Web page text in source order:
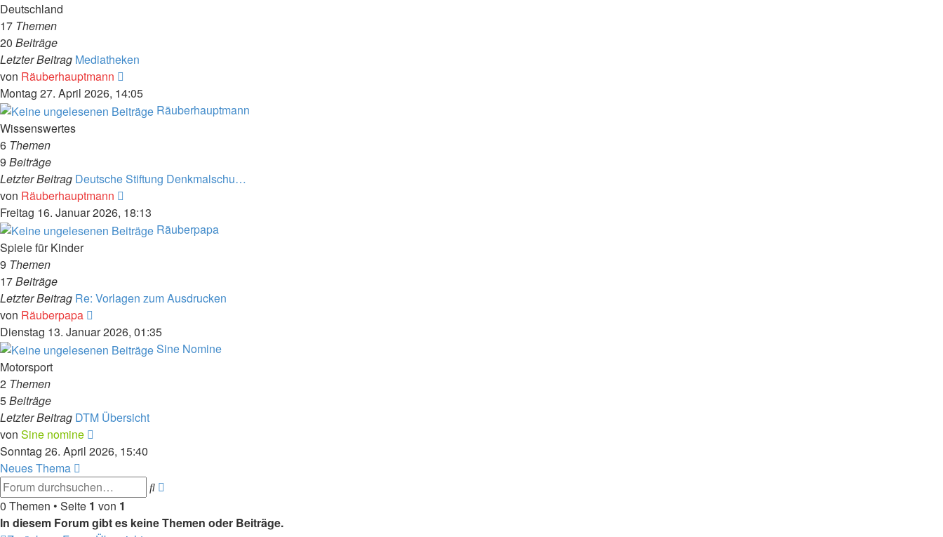
Deutschland
17 Themen
20 Beiträge
Letzter Beitrag Mediatheken
von Räuberhauptmann
Beitrag
Montag 27. April 2026, 14:05
Räuberhauptmann
Wissenswertes
6 Themen
9 Beiträge
Letzter Beitrag Deutsche Stiftung Denkmalschu…
von Räuberhauptmann
Beitrag
Freitag 16. Januar 2026, 18:13
Räuberpapa
Spiele für Kinder
9 Themen
17Beiträge
Letzter Beitrag Re: Vorlagen zum Ausdrucken
von Räuberpapa
Beitrag
Dienstag 13. Januar 2026, 01:35
Sine Nomine
Motorsport
2 Themen
5Beiträge
Letzter Beitrag DTM Übersicht
von Sine nomine
Beitrag
Sonntag 26. April 2026, 15:40
Neues Thema
Suche
0 Themen • Seite 1 von 1
In diesem Forum gibt es keine Themen oder Beiträge.